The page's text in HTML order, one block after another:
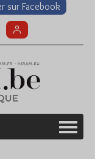
sur Facebook